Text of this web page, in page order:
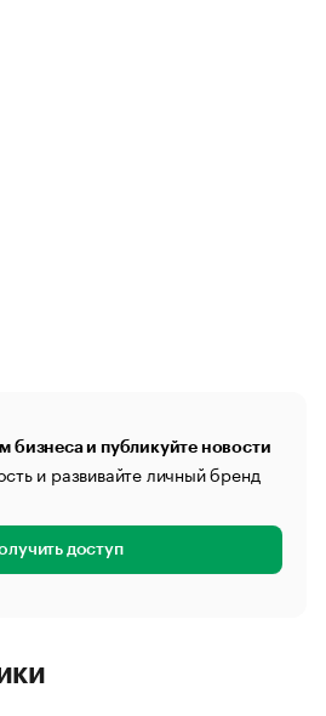
бизнеса и публикуйте новости
и развивайте личный бренд
доступ